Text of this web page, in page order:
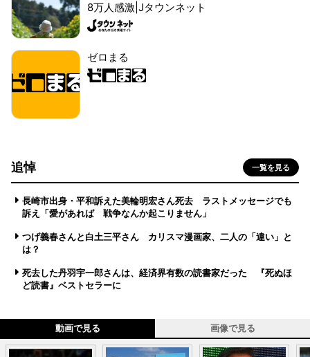
8万人感激|Jタウンネット
ゼロまる
追悼 一覧を見る
長崎市出身・平和訴えた美輪明宏さん死去 ラストメッセージでも
訴え「愛があれば 戦争なんか起こりません」
つげ義春さんと白土三平さん カリスマ漫画家、二人の「違い」と
は？
死去した丹羽宇一郎さんは、経済界有数の読書家だった 『死ぬほ
ど読書』ベストセラーに
動画で見る 画像で見る